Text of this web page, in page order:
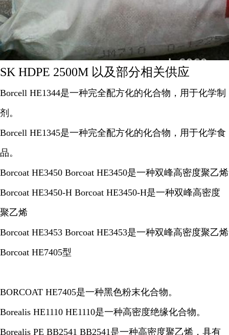
SK HDPE 2500M 以及部分相关供应
Borcell HE1344是一种完全配方化的化合物，用于化学制
剂。
Borcell HE1345是一种完全配方化的化合物，用于化学食
品。
Borcoat HE3450 Borcoat HE3450是一种双峰高密度聚乙烯
Borcoat HE3450-H Borcoat HE3450-H是一种双峰高密度
聚乙烯
Borcoat HE3453 Borcoat HE3453是一种双峰高密度聚乙烯
Borcoat HE7405型
BORCOAT HE7405是一种黑色粉末化合物。
Borealis HE1110 HE1110是一种高密度绝缘化合物。
Borealis PE BB2541 BB2541是一种高密度聚乙烯，具有